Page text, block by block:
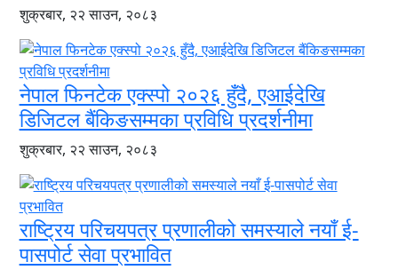
शुक्रबार, २२ साउन, २०८३
नेपाल फिनटेक एक्स्पो २०२६ हुँदै, एआईदेखि
डिजिटल बैंकिङसम्मका प्रविधि प्रदर्शनीमा
शुक्रबार, २२ साउन, २०८३
राष्ट्रिय परिचयपत्र प्रणालीको समस्याले नयाँ ई-
पासपोर्ट सेवा प्रभावित